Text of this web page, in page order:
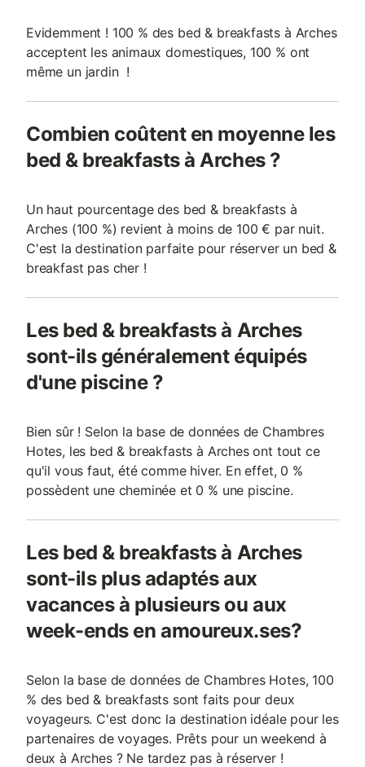
Evidemment ! 100 % des bed & breakfasts à Arches
acceptent les animaux domestiques, 100 % ont
même un jardin !
Combien coûtent en moyenne les
bed & breakfasts à Arches ?
Un haut pourcentage des bed & breakfasts à
Arches (100 %) revient à moins de 100 € par nuit.
C'est la destination parfaite pour réserver un bed &
breakfast pas cher !
Les bed & breakfasts à Arches
sont-ils généralement équipés
d'une piscine ?
Bien sûr ! Selon la base de données de Chambres
Hotes, les bed & breakfasts à Arches ont tout ce
qu'il vous faut, été comme hiver. En effet, 0 %
possèdent une cheminée et 0 % une piscine.
Les bed & breakfasts à Arches
sont-ils plus adaptés aux
vacances à plusieurs ou aux
week-ends en amoureux.ses?
Selon la base de données de Chambres Hotes, 100
% des bed & breakfasts sont faits pour deux
voyageurs. C'est donc la destination idéale pour les
partenaires de voyages. Prêts pour un weekend à
deux à Arches ? Ne tardez pas à réserver !